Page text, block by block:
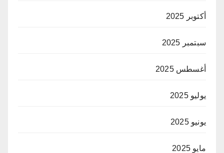
أكتوبر 2025
سبتمبر 2025
أغسطس 2025
يوليو 2025
يونيو 2025
مايو 2025